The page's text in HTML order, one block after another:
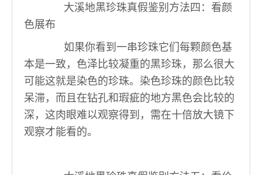
大溪地黑珍珠真假鉴别方法 四：看颜
色展布
如果你看到一串珍珠它们每颗颜色基
本是一致，色泽比较凝重的黑珍珠，那么很大
可能这就是染色的珍珠。染色珍珠的颜色比较
呆滞，而且在钻孔和瑕疵的地方黑色会比较的
深，这肉眼难以观察得到，需在十倍放大镜下
观察才能看的。